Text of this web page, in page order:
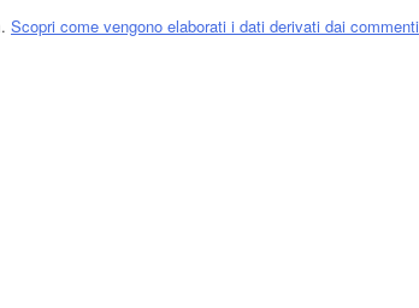
Scopri come vengono elaborati i dati derivati dai commenti